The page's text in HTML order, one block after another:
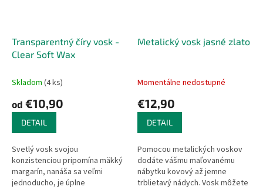
Transparentný číry vosk -
Clear Soft Wax
Skladom (4 ks)
od €10,90
DETAIL
Svetlý vosk svojou
konzistenciou pripomína mäkký
margarín, nanáša sa veľmi
jednoducho, je úplne
Metalický vosk jasné zlato
Momentálne nedostupné
€12,90
DETAIL
Pomocou metalických voskov
dodáte vášmu maľovanému
nábytku kovový až jemne
trblietavý nádych. Vosk môžete